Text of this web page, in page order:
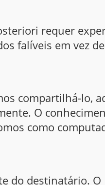
requer
falíveis em vez de
compartilhá-lo,
O
como
do destinatário. O